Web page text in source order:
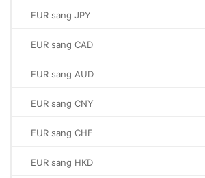
EUR sang JPY
EUR sang CAD
EUR sang AUD
EUR sang CNY
EUR sang CHF
EUR sang HKD